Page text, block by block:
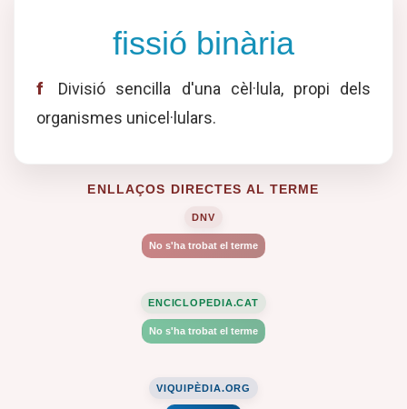
fissió binària
f
Divisió sencilla d'una cèl·lula, propi dels
organismes unicel·lulars.
ENLLAÇOS DIRECTES AL TERME
DNV
No s'ha trobat el terme
ENCICLOPEDIA.CAT
No s'ha trobat el terme
VIQUIPÈDIA.ORG